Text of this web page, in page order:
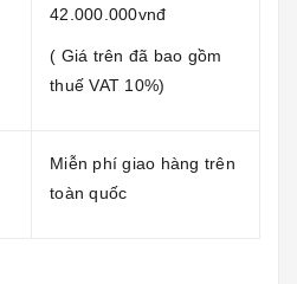
42.000.000vnđ
( Giá trên đã bao gồm
thuế VAT 10%)
Miễn phí giao hàng trên
toàn quốc